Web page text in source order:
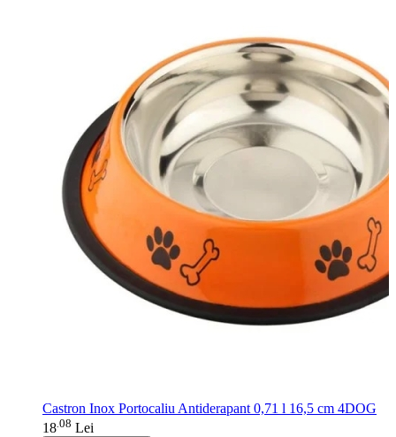
Castron Inox Portocaliu Antiderapant 0,71 l 16,5 cm 4DOG
18 08 Lei